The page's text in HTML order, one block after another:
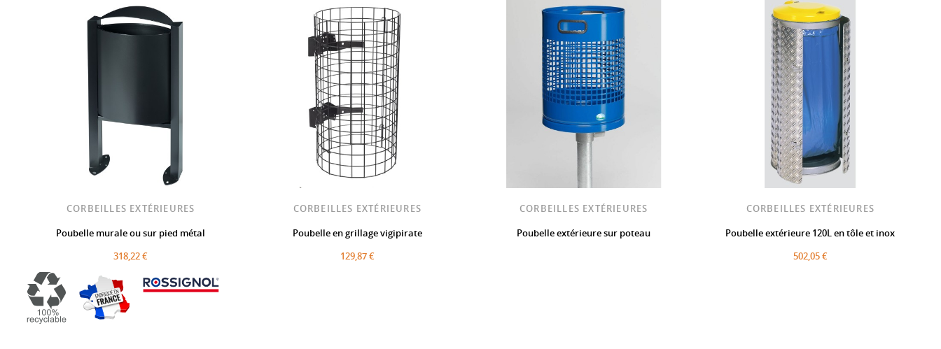
CORBEILLES EXTÉRIEURES
Poubelle murale ou sur pied métal
318,22 €
CORBEILLES EXTÉRIEURES
Poubelle en grillage vigipirate
129,87 €
CORBEILLES EXTÉRIEURES
Poubelle extérieure sur poteau
CORBEILLES EXTÉRIEURES
Poubelle extérieure 120L en tôle et inox
502,05 €